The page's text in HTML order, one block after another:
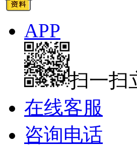
APP
扫一扫
在线客服
咨询电话